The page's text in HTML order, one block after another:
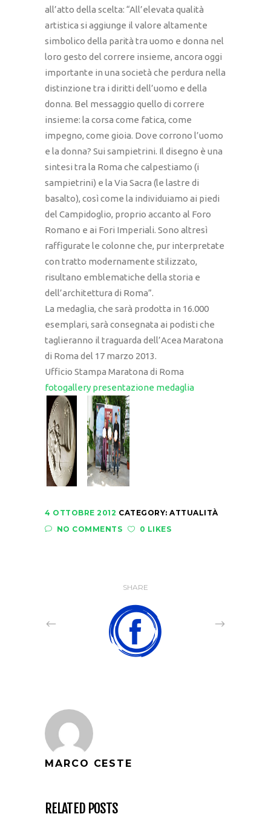
all’atto della scelta: “All’elevata qualità
artistica si aggiunge il valore altamente
simbolico della parità tra uomo e donna nel
loro gesto del correre insieme, ancora oggi
importante in una società che perdura nella
distinzione tra i diritti dell’uomo e della
donna. Bel messaggio quello di correre
insieme: la corsa come fatica, come
impegno, come gioia. Dove corrono l’uomo
e la donna? Sui sampietrini. Il disegno è una
sintesi tra la Roma che calpestiamo (i
sampietrini) e la Via Sacra (le lastre di
basalto), così come la individuiamo ai piedi
del Campidoglio, proprio accanto al Foro
Romano e ai Fori Imperiali. Sono altresì
raffigurate le colonne che, pur interpretate
con tratto modernamente stilizzato,
risultano emblematiche della storia e
dell’architettura di Roma”.
La medaglia, che sarà prodotta in 16.000
esemplari, sarà consegnata ai podisti che
taglieranno il traguarda dell’Acea Maratona
di Roma del 17 marzo 2013.
Ufficio Stampa Maratona di Roma
fotogallery presentazione medaglia
4 OTTOBRE 2012 CATEGORY: ATTUALITÀ
NO COMMENTS
0 LIKES
SHARE
MARCO CESTE
RELATED POSTS